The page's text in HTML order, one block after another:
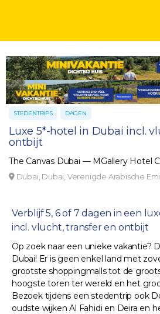
STEDENTRIPS DAGEN
Luxe 5*-hotel in Dubai incl.
ontbijt
The Canvas Dubai — MGallery Hotel
Dubai, Dubai, Verenigde Arabische
Verblijf 5, 6 of 7 dagen in een
incl. vlucht, transfer en ontbijt
Op zoek naar een unieke vakantie?
Dubai! Er is geen enkel land met
grootste shoppingmalls tot de
hoogste toren ter wereld en het
Bezoek tijdens een stedentrip ook
oudste wijken Al Fahidi en Deira en